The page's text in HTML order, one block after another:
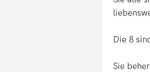
Die 8
Sie